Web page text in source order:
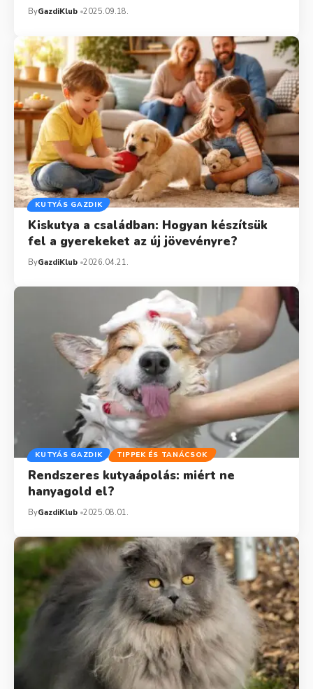
ByGazdiKlub 2025.09.18.
KUTYÁS GAZDIK
Kiskutya a családban: Hogyan készítsük
fel a gyerekeket az új jövevényre?
ByGazdiKlub 2026.04.21.
KUTYÁS GAZDIK TIPPEK ÉS TANÁCSOK
Rendszeres kutyaápolás: miért ne
hanyagold el?
ByGazdiKlub 2025.08.01.